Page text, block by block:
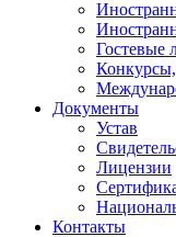
Гостевые
Документы
Устав
Лицензии
Контакты